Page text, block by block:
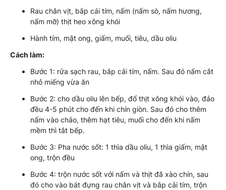
Rau chân vịt, bắp cái tím, nấm (nấm sò, nấm hương,
nấm mỡ) thịt heo xông khói
Hành tím, mật ong, giấm, muối, tiêu, dầu oliu
Cách làm:
Bước 1: rửa sạch rau, bắp cải tím, nấm. Sau đó nấm cắt
nhỏ miếng vừa ăn
Bước 2: cho dầu oliu lên bếp, đổ thịt xông khói vào, đảo
đều 4-5 phút cho đến khi chín giòn. Sau đó cho thêm
nấm vào chảo, thêm hạt tiêu, muối cho đến khi nấm
mềm thì tắt bếp.
Bước 3: Pha nước sốt: 1 thìa dầu oliu, 1 thìa giấm, mật
ong, trộn đều
Bước 4: trộn nước sốt với nấm và thịt đã xào chín, sau
đó cho vào bát đựng rau chân vịt và bắp cải tím, trộn